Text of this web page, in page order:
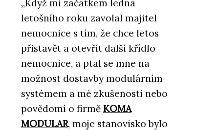
„Když mi začátkem ledna
letošního roku zavolal majitel
nemocnice s tím, že chce letos
přistavět a otevřít další křídlo
nemocnice, a ptal se mne na
možnost dostavby modulárním
systémem a mé zkušenosti nebo
povědomí o firmě KOMA
MODULAR, moje stanovisko bylo